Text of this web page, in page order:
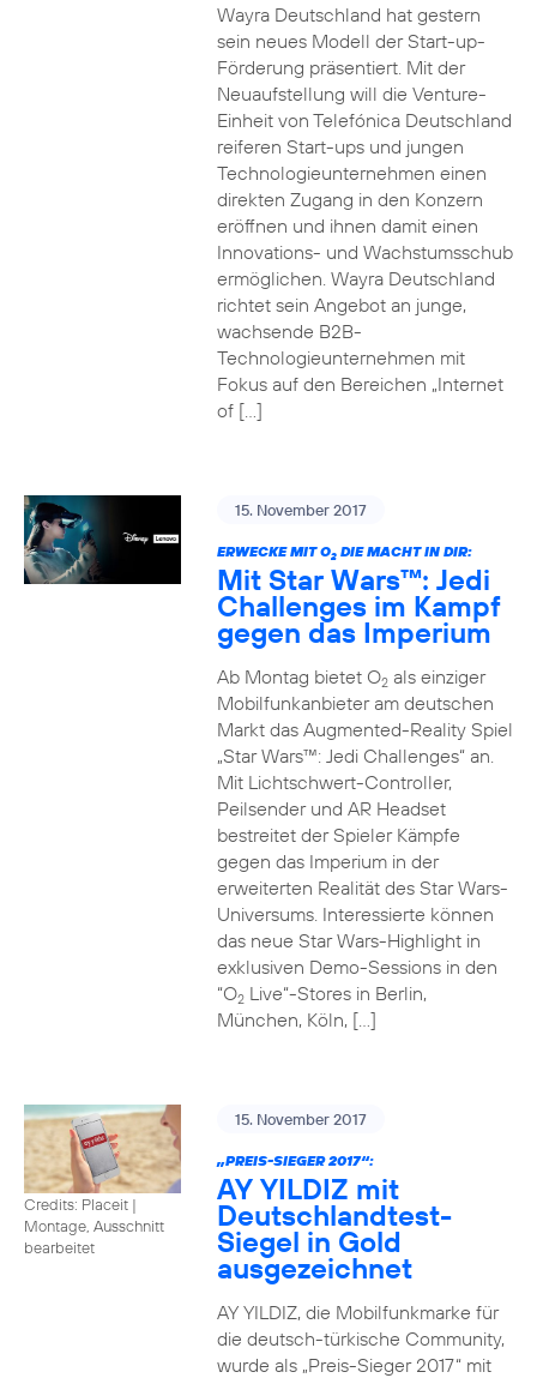
Wayra Deutschland hat gestern
sein neues Modell der Start-up-
Förderung präsentiert. Mit der
Neuaufstellung will die Venture-
Einheit von Telefónica Deutschland
reiferen Start-ups und jungen
Technologieunternehmen einen
direkten Zugang in den Konzern
eröffnen und ihnen damit einen
Innovations- und Wachstumsschub
ermöglichen. Wayra Deutschland
richtet sein Angebot an junge,
wachsende B2B-
Technologieunternehmen mit
Fokus auf den Bereichen „Internet
of […]
15. November 2017
ERWECKE MIT O2DIE MACHT IN DIR:
Mit Star Wars™: Jedi
Challenges im Kampf
gegen das Imperium
Ab Montag bietet O2als einziger
Mobilfunkanbieter am deutschen
Markt das Augmented-Reality Spiel
„Star Wars™: Jedi Challenges“ an.
Mit Lichtschwert-Controller,
Peilsender und AR Headset
bestreitet der Spieler Kämpfe
gegen das Imperium in der
erweiterten Realität des Star Wars-
Universums. Interessierte können
das neue Star Wars-Highlight in
exklusiven Demo-Sessions in den
“O2Live“-Stores in Berlin,
München, Köln, […]
Credits: Placeit |
Montage, Ausschnitt
bearbeitet
15. November 2017
„PREIS-SIEGER 2017“:
AY YILDIZ mit
Deutschlandtest-
Siegel in Gold
ausgezeichnet
AY YILDIZ, die Mobilfunkmarke für
die deutsch-türkische Community,
wurde als „Preis-Sieger 2017“ mit